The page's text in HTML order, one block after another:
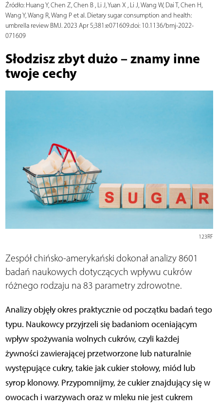
Źródło:Huang Y, Chen Z, Chen B , Li J, Yuan X , Li J, Wang W, Dai T, Chen H,
Wang Y, Wang R, Wang P et al. Dietary sugar consumption and health:
umbrella review BMJ. 2023 Apr 5;381:e071609.doi: 10.1136/bmj-2022-
071609
Słodzisz zbyt dużo – znamy inne
twoje cechy
123RF
Zespół chińsko-amerykański dokonał analizy 8601
badań naukowych dotyczących wpływu cukrów
różnego rodzaju na 83 parametry zdrowotne.
Analizy objęły okres praktycznie od początku badań tego
typu. Naukowcy przyjrzeli się badaniom oceniającym
wpływ spożywania wolnych cukrów, czyli każdej
żywności zawierającej przetworzone lub naturalnie
występujące cukry, takie jak cukier stołowy, miód lub
syrop klonowy. Przypomnijmy, że cukier znajdujący się w
owocach i warzywach oraz w mleku nie jest cukrem